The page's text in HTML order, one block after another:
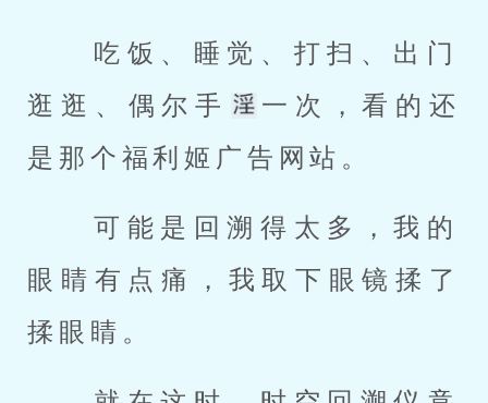
逛逛、偶尔手
一次，看的还
是那个福利姬广告网站。
眼睛有点痛，我取下眼镜揉了
揉眼睛。